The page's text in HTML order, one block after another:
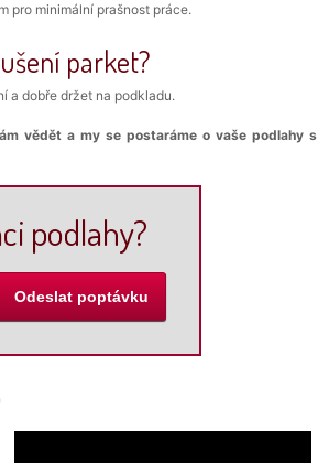
pro minimální prašnost práce.
parket?
a dobře držet na podkladu.
vědět a my se postaráme o vaše podlahy s
podlahy?